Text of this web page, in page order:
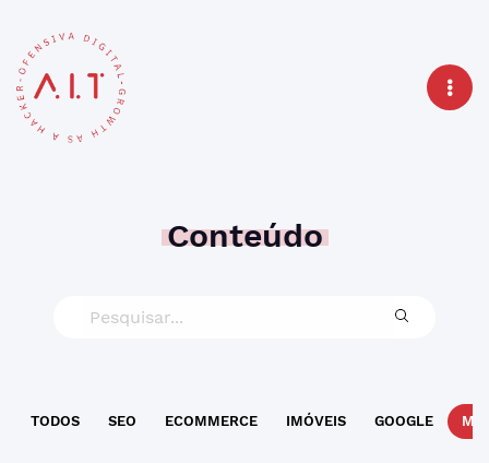
Conteúdo
TODOS SEO ECOMMERCE IMÓVEIS GOOGLE